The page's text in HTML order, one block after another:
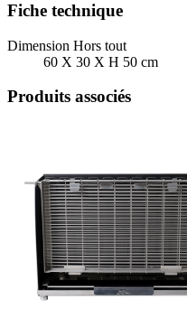
Fiche technique
Dimension Hors tout
60 X 30 X H 50 cm
Produits associés